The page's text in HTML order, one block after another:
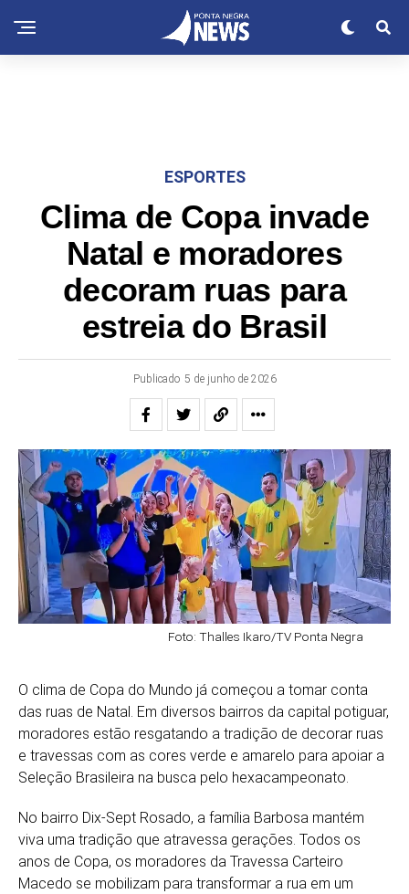
ESPORTES
Clima de Copa invade
Natal e moradores
decoram ruas para
estreia do Brasil
Publicado 5 de junho de 2026
Foto: Thalles Ikaro/TV Ponta Negra
O clima de Copa do Mundo já começou a tomar conta
das ruas de Natal. Em diversos bairros da capital potiguar,
moradores estão resgatando a tradição de decorar ruas
e travessas com as cores verde e amarelo para apoiar a
Seleção Brasileira na busca pelo hexacampeonato.
No bairro Dix-Sept Rosado, a família Barbosa mantém
viva uma tradição que atravessa gerações. Todos os
anos de Copa, os moradores da Travessa Carteiro
Macedo se mobilizam para transformar a rua em um